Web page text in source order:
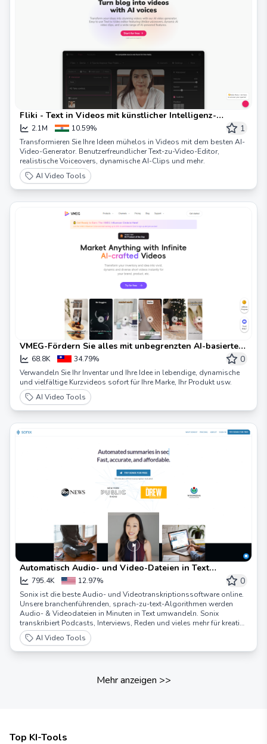
Fliki - Text in Videos mit künstlicher Intelligenz-
Stimmen umwandeln
2.1M 10.59% 1
Transformieren Sie Ihre Ideen mühelos in Videos mit dem besten AI-
Video-Generator. Benutzerfreundlicher Text-zu-Video-Editor,
realistische Voiceovers, dynamische AI-Clips und mehr.
AI Video Tools
VMEG-Fördern Sie alles mit unbegrenzten AI-basierten
Videos AI-gestaltete Videos
68.8K 34.79% 0
Verwandeln Sie Ihr Inventar und Ihre Idee in lebendige, dynamische
und vielfältige Kurzvideos sofort für Ihre Marke, Ihr Produkt usw.
AI Video Tools
Automatisch Audio- und Video-Dateien in Text
umwandeln: Schnell, Genau, & Bezahlbar | Sonix
795.4K 12.97% 0
Sonix ist die beste Audio- und Videotranskriptionssoftware online.
Unsere branchenführenden, sprach-zu-text-Algorithmen werden
Audio- & Videodateien in Minuten in Text umwandeln. Sonix
transkribiert Podcasts, Interviews, Reden und vieles mehr für kreative
Menschen weltweit.
AI Video Tools
Mehr anzeigen >>
Top KI-Tools